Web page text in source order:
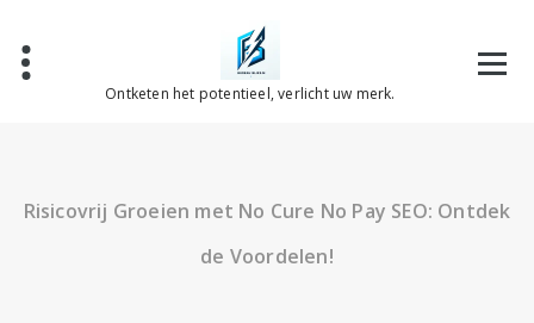
inhoud
Ontketen het potentieel, verlicht uw merk.
Risicovrij Groeien met No Cure No Pay SEO: Ontdek
de Voordelen!